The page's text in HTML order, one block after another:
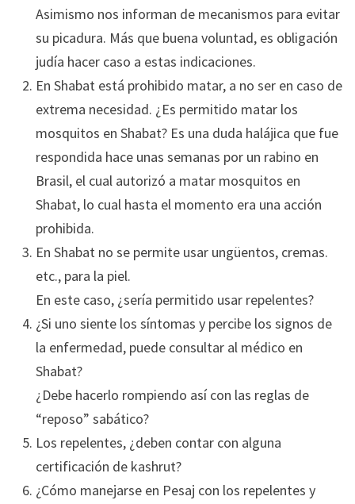
Asimismo nos informan de mecanismos para evitar
su picadura. Más que buena voluntad, es obligación
judía hacer caso a estas indicaciones.
En Shabat está prohibido matar, a no ser en caso de
extrema necesidad. ¿Es permitido matar los
mosquitos en Shabat? Es una duda halájica que fue
respondida hace unas semanas por un rabino en
Brasil, el cual autorizó a matar mosquitos en
Shabat, lo cual hasta el momento era una acción
prohibida.
En Shabat no se permite usar ungüentos, cremas.
etc., para la piel.
En este caso, ¿sería permitido usar repelentes?
¿Si uno siente los síntomas y percibe los signos de
la enfermedad, puede consultar al médico en
Shabat?
¿Debe hacerlo rompiendo así con las reglas de
“reposo” sabático?
Los repelentes, ¿deben contar con alguna
certificación de kashrut?
¿Cómo manejarse en Pesaj con los repelentes y